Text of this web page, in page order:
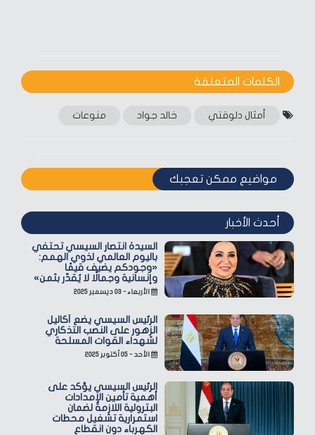
الكلمات المتعلقة‎
أمثال دلوقتي خالد جواد منوعات
مواضيع ممكن تعجبك
أحدث الأخبار
السيدة انتصار السيسي تحتفي
باليوم العالمي لذوي الهمم:
«وجودكم يضيف قيمًا
وإنسانية وجمالًا لا يُقدّر بثمن»
الأربعاء - ٠٣ ديسمبر ٢٠٢٥
الرئيس السيسي يضع أكاليل
الزهور على النصب التذكاري
لشهداء القوات المسلحة
الأحد - ٠٥ أكتوبر ٢٠٢٥
الرئيس السيسي يؤكد على
أهمية تأمين الإمدادات
البترولية اللازمة لضمان
استمرارية تشغيل محطات
الكهرباء دون انقطاع